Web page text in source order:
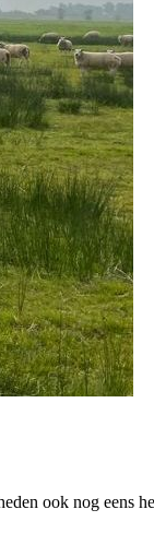
ook nog eens